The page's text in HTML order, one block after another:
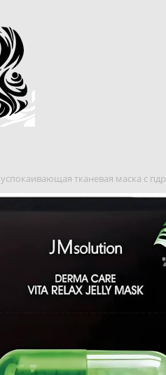
успокаивающая тканевая маска с